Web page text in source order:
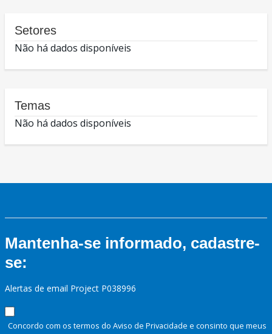
Setores
Não há dados disponíveis
Temas
Não há dados disponíveis
Mantenha-se informado, cadastre-
se:
Alertas de email Project P038996
Concordo com os termos do Aviso de Privacidade e consinto que meus